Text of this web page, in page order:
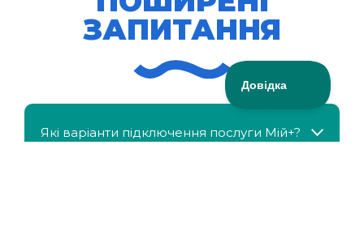
ЗАПИТАННЯ
Які варіанти підключення послуги Мій+?